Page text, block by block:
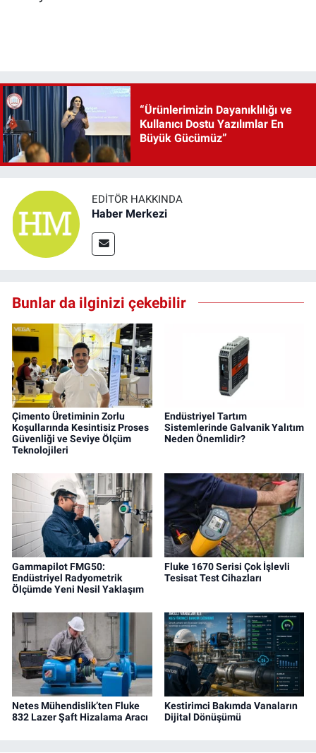
“Ürünlerimizin Dayanıklılığı ve
Kullanıcı Dostu Yazılımlar En
Büyük Gücümüz”
EDITÖR HAKKINDA
Haber Merkezi
Bunlar da ilginizi çekebilir
Çimento Üretiminin Zorlu
Koşullarında Kesintisiz Proses
Güvenliği ve Seviye Ölçüm
Teknolojileri
Endüstriyel Tartım
Sistemlerinde Galvanik Yalıtım
Neden Önemlidir?
Gammapilot FMG50:
Endüstriyel Radyometrik
Ölçümde Yeni Nesil Yaklaşım
Fluke 1670 Serisi Çok İşlevli
Tesisat Test Cihazları
Netes Mühendislik’ten Fluke
832 Lazer Şaft Hizalama Aracı
Kestirimci Bakımda Vanaların
Dijital Dönüşümü